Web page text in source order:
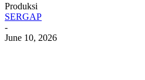
Produksi
SERGAP
-
June 10, 2026